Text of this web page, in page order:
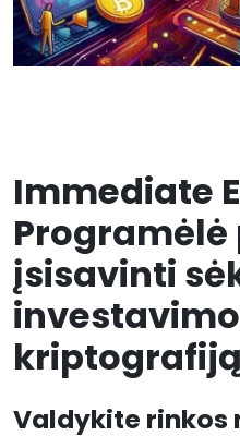
Immediate
Programėlė
įsisavinti
Valdykite rinkos